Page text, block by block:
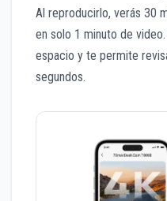
Al reproducirlo, verás 30
en solo 1 minuto de
espacio y te permite
segundos.